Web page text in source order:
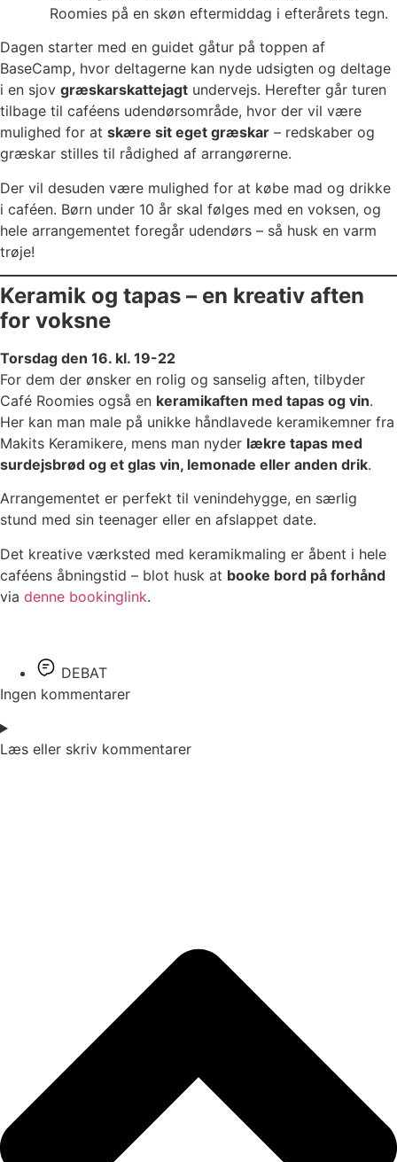
Roomies på en skøn eftermiddag i efterårets tegn.
Dagen starter med en guidet gåtur på toppen af
BaseCamp, hvor deltagerne kan nyde udsigten og deltage
i en sjov græskarskattejagt undervejs. Herefter går turen
tilbage til caféens udendørsområde, hvor der vil være
mulighed for at skære sit eget græskar – redskaber og
græskar stilles til rådighed af arrangørerne.
Der vil desuden være mulighed for at købe mad og drikke
i caféen. Børn under 10 år skal følges med en voksen, og
hele arrangementet foregår udendørs – så husk en varm
trøje!
Keramik og tapas – en kreativ aften
for voksne
Torsdag den 16. kl. 19-22
For dem der ønsker en rolig og sanselig aften, tilbyder
Café Roomies også en keramikaften med tapas og vin.
Her kan man male på unikke håndlavede keramikemner fra
Makits Keramikere, mens man nyder lækre tapas med
surdejsbrød og et glas vin, lemonade eller anden drik.
Arrangementet er perfekt til venindehygge, en særlig
stund med sin teenager eller en afslappet date.
Det kreative værksted med keramikmaling er åbent i hele
caféens åbningstid – blot husk at booke bord på forhånd
via denne bookinglink.
DEBAT
Ingen kommentarer
Læs eller skriv kommentarer